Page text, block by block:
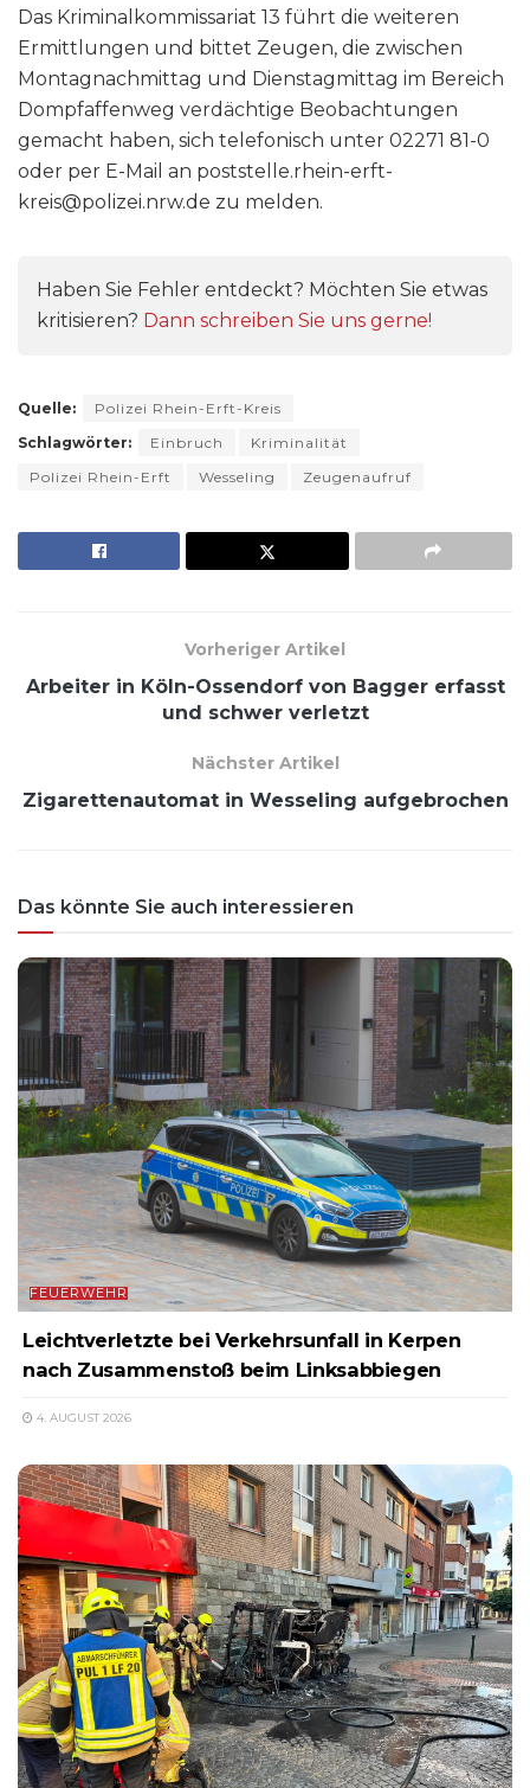
Das Kriminalkommissariat 13 führt die weiteren
Ermittlungen und bittet Zeugen, die zwischen
Montagnachmittag und Dienstagmittag im Bereich
Dompfaffenweg verdächtige Beobachtungen
gemacht haben, sich telefonisch unter 02271 81-0
oder per E-Mail an poststelle.rhein-erft-
kreis@polizei.nrw.de zu melden.
Haben Sie Fehler entdeckt? Möchten Sie etwas
kritisieren? Dann schreiben Sie uns gerne!
Quelle:
Polizei Rhein-Erft-Kreis
Schlagwörter:
Einbruch
Kriminalität
Polizei Rhein-Erft
Wesseling Zeugenaufruf
Vorheriger Artikel
Arbeiter in Köln-Ossendorf von Bagger erfasst
und schwer verletzt
Nächster Artikel
Zigarettenautomat in Wesseling aufgebrochen
Das könnte Sie auch interessieren
FEUERWEHR
Leichtverletzte bei Verkehrsunfall in Kerpen
nach Zusammenstoß beim Linksabbiegen
4. AUGUST 2026